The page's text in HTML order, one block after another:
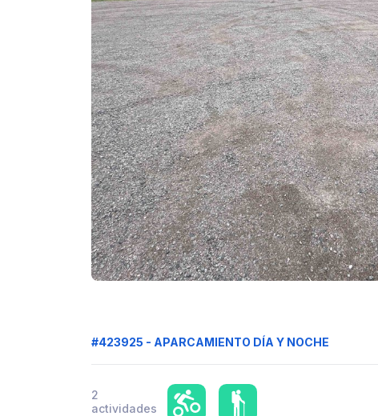
#423925 - APARCAMIENTO DÍA Y NOCHE
2
actividades